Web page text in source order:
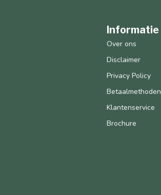
Informatie
Over ons
Disclaimer
Privacy Policy
Betaalmethoden
Klantenservice
Brochure